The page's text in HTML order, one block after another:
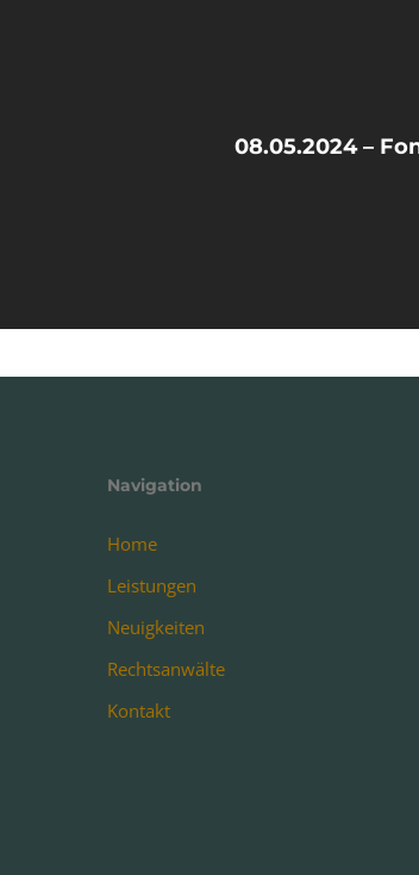
08.05.2024 –
Navigation
Home
Leistungen
Neuigkeiten
Rechtsanwälte
Kontakt